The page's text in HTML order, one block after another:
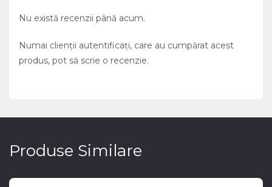
Nu există recenzii până acum.
Numai clienții autentificați, care au cumpărat acest
produs, pot să scrie o recenzie.
Produse Similare